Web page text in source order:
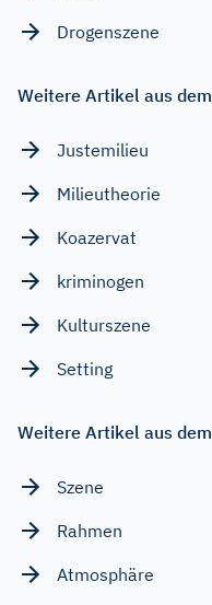
Drogenszene
Weitere Artikel aus
Justemilieu
Milieutheorie
Koazervat
kriminogen
Kulturszene
Setting
Weitere Artikel aus
Szene
Rahmen
Atmosphäre